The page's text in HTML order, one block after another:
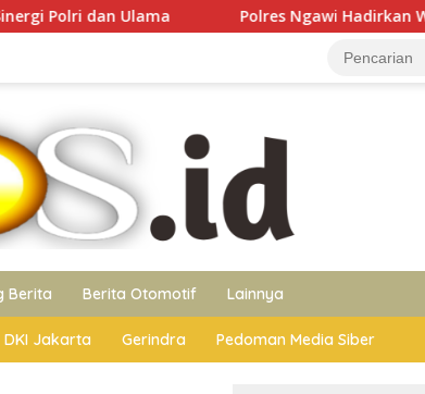
Polres Ngawi Hadirkan Warung Kompas Presisi
Berita Berita Otomotif Lainnya
DKI Jakarta Gerindra Pedoman Media Siber